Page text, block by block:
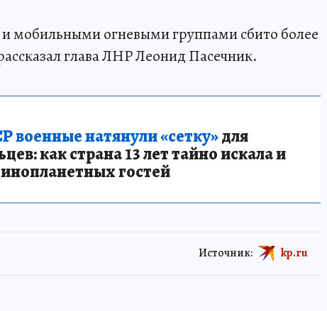
мобильными огневыми группами сбито более
глава ЛНР Леонид Пасечник.
военные натянули «сетку»для
как страна 13 лет тайно искала и
гостей
Источник: kp.ru